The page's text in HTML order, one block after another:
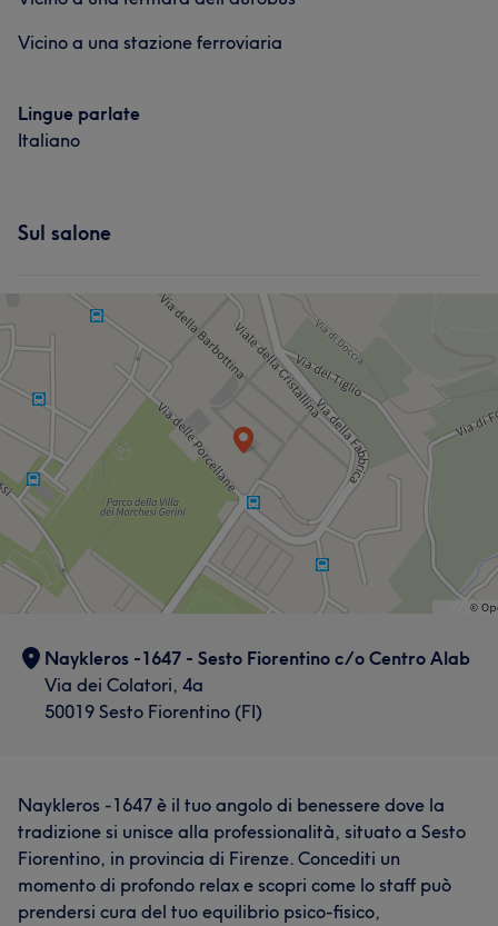
Vicino a una stazione ferroviaria
Lingue parlate
Italiano
Sul salone
Naykleros -1647 - Sesto Fiorentino c/o Centro Alab
Via dei Colatori, 4a
50019 Sesto Fiorentino (FI)
Naykleros -1647 è il tuo angolo di benessere dove la
tradizione si unisce alla professionalità, situato a Sesto
Fiorentino, in provincia di Firenze. Concediti un
momento di profondo relax e scopri come lo staff può
prendersi cura del tuo equilibrio psico-fisico,